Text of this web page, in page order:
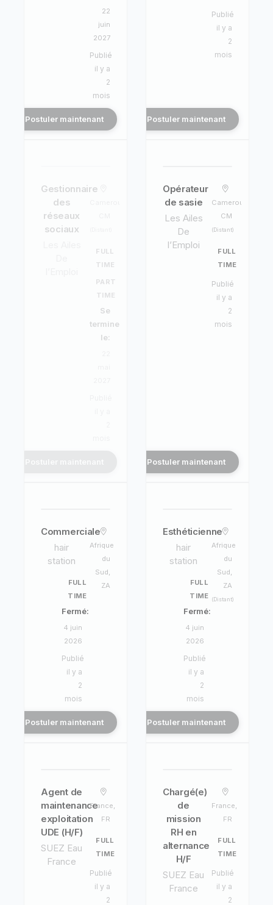
22
juin
2027
Publié
il y a
2
mois
Postuler maintenant
Publié
il y a
2
mois
Postuler maintenant
Gestionnaire
des
réseaux
sociaux
FULL
TIME
PART
TIME
Se
termine
le:
Opérateur
de sasie
Les Ailes
De
l’Emploi
Cameroun,
CM
(Distant)
FULL
TIME
Publié
il y a
2
mois
Postuler maintenant
Commerciale
hair
station
Afrique
du
Sud,
ZA
FULL
TIME
Fermé:
4 juin
2026
Publié
il y a
2
mois
Postuler maintenant
Esthéticienne
hair
station
Afrique
du
Sud,
ZA
(Distant)
FULL
TIME
Fermé:
4 juin
2026
Publié
il y a
2
mois
Postuler maintenant
Agent de
maintenance
exploitation
UDE (H/F)
SUEZ Eau
France
France,
FR
FULL
TIME
Publié
il y a
2
Chargé(e)
de
mission
RH en
alternance
H/F
SUEZ Eau
France
France,
FR
FULL
TIME
Publié
il y a
2